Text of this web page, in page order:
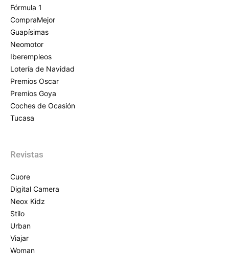
Fórmula 1
CompraMejor
Guapísimas
Neomotor
Iberempleos
Lotería de Navidad
Premios Oscar
Premios Goya
Coches de Ocasión
Tucasa
Revistas
Cuore
Digital Camera
Neox Kidz
Stilo
Urban
Viajar
Woman